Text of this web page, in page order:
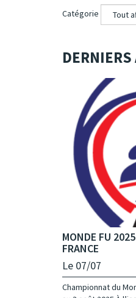
Catégorie
MONDE FU
FRANCE
Le 07/07
Championnat du